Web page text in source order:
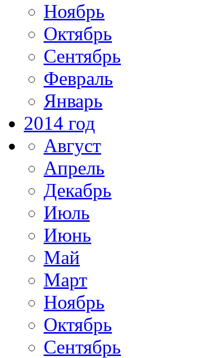
Ноябрь
Октябрь
Сентябрь
Февраль
Январь
2014 год
Август
Апрель
Декабрь
Июль
Июнь
Май
Март
Ноябрь
Октябрь
Сентябрь